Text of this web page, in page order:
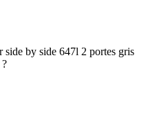
by side 647l 2 portes gris